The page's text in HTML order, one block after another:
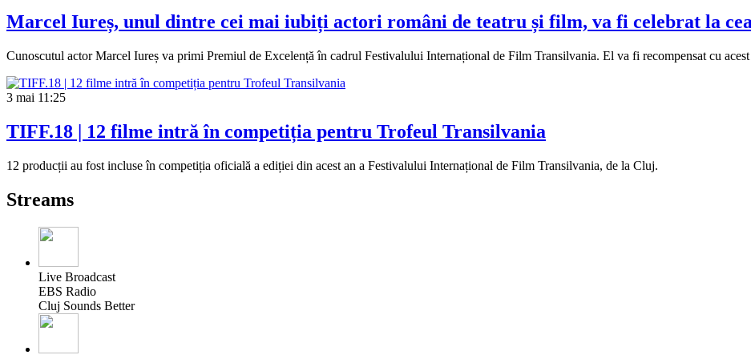
Marcel Iureș, unul dintre cei mai iubiți actori români de teatru și film, va fi celebrat la
Cunoscutul actor Marcel Iureș va primi Premiul de Excelență în cadrul Festivalului Internațional de Film Transilvania. El va fi recompensat cu
3 mai 11:25
TIFF.18 | 12 filme intră în competiția pentru Trofeul Transilvania
12 producții au fost incluse în competiția oficială a ediției din acest an a Festivalului Internațional de Film Transilvania, de la Cluj.
Streams
Live Broadcast
EBS Radio
Cluj Sounds Better